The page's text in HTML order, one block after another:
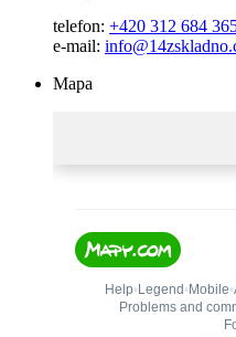
telefon: +420 312 684
e-mail:
Mapa